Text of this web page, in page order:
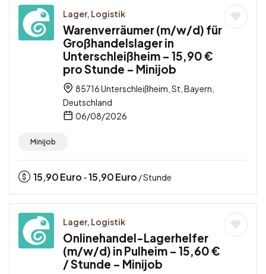
Lager, Logistik
Warenverräumer (m/w/d) für
Großhandelslager in
Unterschleißheim – 15,90 €
pro Stunde – Minijob
85716 Unterschleißheim, St, Bayern,
Deutschland
06/08/2026
Minijob
15,90Euro -15,90Euro / Stunde
Lager, Logistik
Onlinehandel-Lagerhelfer
(m/w/d) in Pulheim – 15,60 €
/ Stunde – Minijob